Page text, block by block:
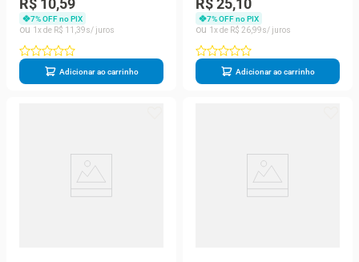
R$ 10,59
7% OFF no PIX
1
R$ 11 39
Adicionar ao carrinho
R$ 25,10
7% OFF no PIX
1
R$ 2699
Adicionar ao carrinho